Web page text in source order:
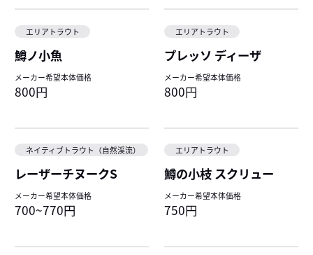
エリアトラウト
鱒ノ小魚
メーカー希望本体価格
800円
エリアトラウト
プレッソ ディーザ
メーカー希望本体価格
800円
ネイティブトラウト（自然渓流）
レーザーチヌークS
メーカー希望本体価格
700~770円
エリアトラウト
鱒の小枝 スクリュー
メーカー希望本体価格
750円